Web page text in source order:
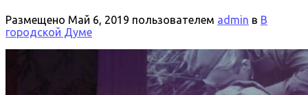
Размещено Май 6, 2019 пользователем admin в В
городской Думе